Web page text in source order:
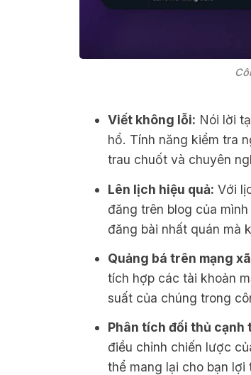
Viết không lỗi: Nói lời
hổ. Tính năng kiểm tra
trau chuốt và chuyên
Lên lịch hiệu quả: Với
đăng trên blog của
đăng bài nhất quán mà
Quảng bá trên mạng
tích hợp các tài khoản
suất của chúng trong
Phân tích đối thủ cạnh
điều chỉnh chiến lược
thể mang lại cho bạn